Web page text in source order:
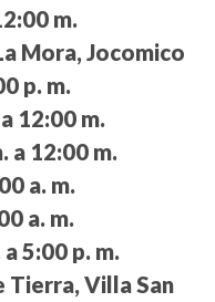
m.
Mora, Jocomico
p. m.
12:00 m.
a 12:00 m.
a. m.
a. m.
5:00 p. m.
Tierra, Villa San